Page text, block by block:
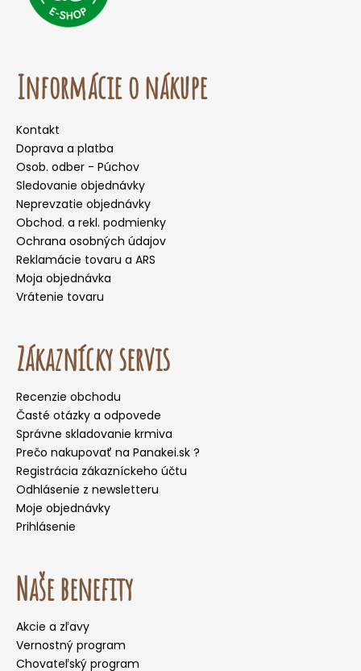
Informácie o nákupe
Kontakt
Doprava a platba
Osob. odber - Púchov
Sledovanie objednávky
Neprevzatie objednávky
Obchod. a rekl. podmienky
Ochrana osobných údajov
Reklamácie tovaru a ARS
Moja objednávka
Vrátenie tovaru
Zákaznícky servis
Recenzie obchodu
Časté otázky a odpovede
Správne skladovanie krmiva
Prečo nakupovať na Panakei.sk ?
Registrácia zákazníckeho účtu
Odhlásenie z newsletteru
Moje objednávky
Prihlásenie
Naše benefity
Akcie a zľavy
Vernostný program
Chovateľský program